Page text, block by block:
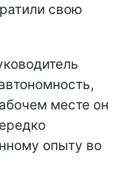
свою
месте он
опыту во